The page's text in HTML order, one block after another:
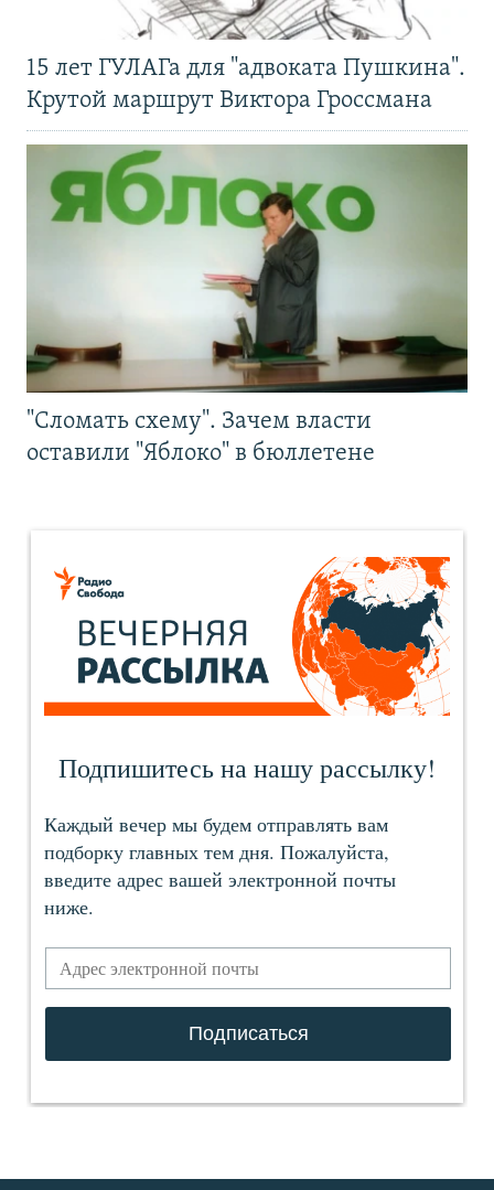
15 лет ГУЛАГа для "адвоката Пушкина".
Крутой маршрут Виктора Гроссмана
"Сломать схему". Зачем власти
оставили "Яблоко" в бюллетене